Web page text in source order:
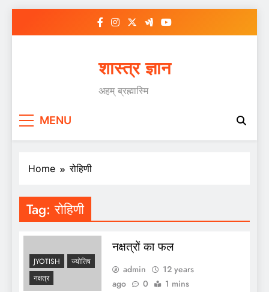
शास्त्र ज्ञान
अहम् ब्रह्मास्मि
MENU
Home रोहिणी
Tag:रोहिणी
JYOTISH
ज्योतिष
नक्षत्र
नक्षत्रों का फल
admin
12 years
ago
0 1 mins